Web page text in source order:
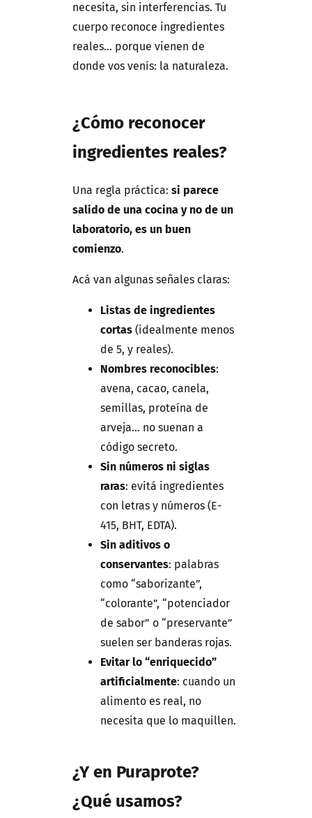
necesita, sin interferencias. Tu
cuerpo reconoce ingredientes
reales… porque vienen de
donde vos venís: la naturaleza.
¿Cómo reconocer
ingredientes reales?
Una regla práctica: si parece
salido de una cocina y no de un
laboratorio, es un buen
comienzo.
Acá van algunas señales claras:
Listas de ingredientes
cortas (idealmente menos
de 5, y reales).
Nombres reconocibles:
avena, cacao, canela,
semillas, proteína de
arveja… no suenan a
código secreto.
Sin números ni siglas
raras: evitá ingredientes
con letras y números (E-
415, BHT, EDTA).
Sin aditivos o
conservantes: palabras
como “saborizante”,
“colorante”, “potenciador
de sabor” o “preservante”
suelen ser banderas rojas.
Evitar lo “enriquecido”
artificialmente: cuando un
alimento es real, no
necesita que lo maquillen.
¿Y en Puraprote?
¿Qué usamos?